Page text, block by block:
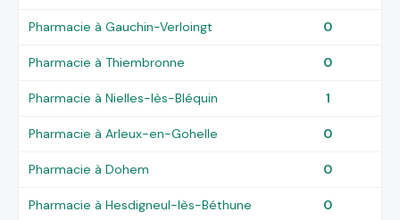
Pharmacie à Gauchin-Verloingt 0
Pharmacie à Thiembronne 0
Pharmacie à Nielles-lès-Bléquin 1
Pharmacie à Arleux-en-Gohelle 0
Pharmacie à Dohem 0
Pharmacie à Hesdigneul-lès-Béthune 0